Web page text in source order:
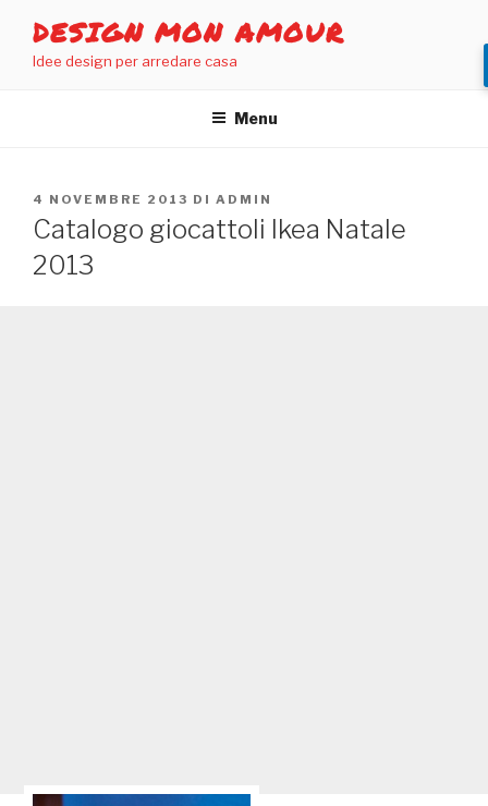
contenuto
DESIGN MON AMOUR
Idee design per arredare casa
Menu
PUBBLICATO
IL
4 NOVEMBRE 2013 DI ADMIN
Catalogo giocattoli Ikea Natale
2013